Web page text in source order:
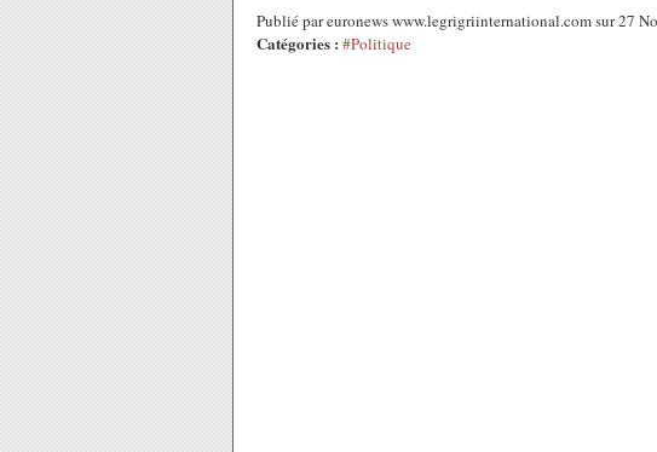
Publié par euronews www.legrigriinternational.com sur 27
Catégories : #Politique